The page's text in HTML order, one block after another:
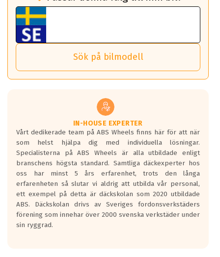
ABS 360 gör det möjligt för dig att ta med fälgarna till din
nästa bil.
Det sparar dig tid och pengar.
*PCD står för pitch circle diameter / Bultmönster.
Tillbehören är av högsta kvalitet och är kompatibla med
ABS Wheels fälgar.
Viktigt att Bult respektive mutter är av storlek (17mm hylsa
Genom att du anger ditt registreringsnummer kan vi matcha
och garantera att tillbehören passar till 100%
vid åtdragning av hjulbultarna.
fordon. Detta sker automatiskt och är inget du som förare
behöver tänka på.
Sensorn sitter inne i hjulet och skickar signaler om lufttryck
och temperatur till din instrumentpanel.
TPMS gör det enkelt att ha koll på att dina däck håller rätt
tryck. Skulle du tappa tryck i något däck varnar TPMS dig
om detta.
helt kort att du som förare alltid ska ha koll på lufttrycket i
Samtliga ABS Wheels fälgar är kompatibla med TPMS
sensorer.
Sök på bilmodell
IN-HOUSE EXPERTER
Vårt dedikerade team på ABS Wheels finns här för att när
som helst hjälpa dig med individuella lösningar.
Specialisterna på ABS Wheels är alla utbildade enligt
branschens högsta standard. Samtliga däckexperter hos
oss har minst 5 års erfarenhet, trots den långa
erfarenheten så slutar vi aldrig att utbilda vår personal,
ett exempel på detta är däckskolan som 2020 utbildade
ABS. Däckskolan drivs av Sveriges fordonsverkstäders
förening som innehar över 2000 svenska verkstäder under
sin ryggrad.